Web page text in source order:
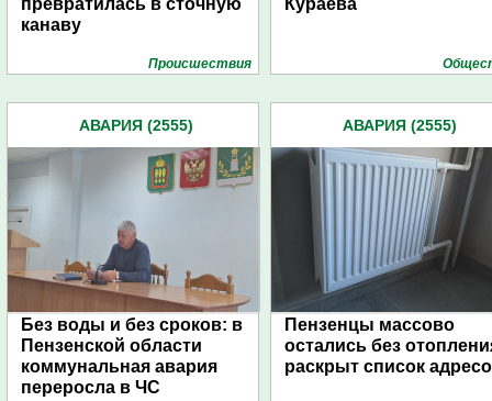
превратилась в сточную
канаву
Проиcшествия
Кураева
АВАРИЯ (2555)
Без воды и без сроков: в
Пензенской области
коммунальная авария
переросла в ЧС
АВАРИЯ (2555)
Пензенцы массово
остались без
раскрыт список